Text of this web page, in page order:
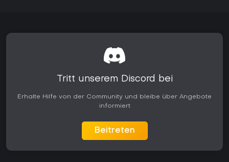
Tritt unserem Discord bei
Erhalte Hilfe von der Community und bleibe über Angebote
informiert
Beitreten